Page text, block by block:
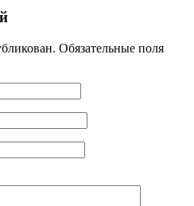
Обязательные поля